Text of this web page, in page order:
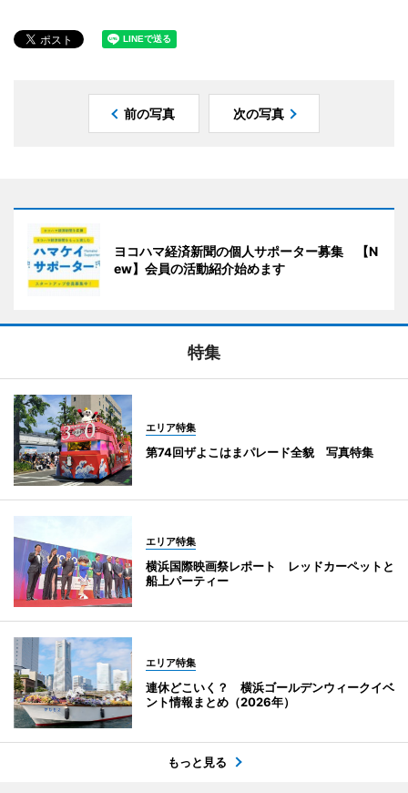
前の写真 次の写真
ヨコハマ経済新聞の個人サポーター募集 【N
ew】会員の活動紹介始めます
特集
エリア特集
第74回ザよこはまパレード全貌 写真特集
エリア特集
横浜国際映画祭レポート レッドカーペットと
船上パーティー
エリア特集
連休どこいく？ 横浜ゴールデンウィークイベ
ント情報まとめ（2026年）
もっと見る